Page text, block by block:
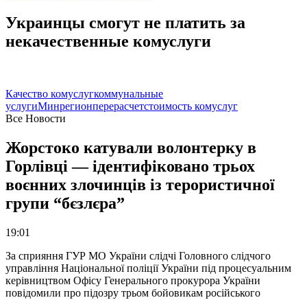
Украинцы смогут не платить за
некачественные комуслуги
Качество комуслугкоммунальные
услугиМинрегионперерасчетстоимость комуслуг
Все Новости
Жорстоко катували волонтерку в
Горлівці — ідентифіковано трьох
воєнних злочинців із терористичної
групи “бєзлєра”
19:01
За сприяння ГУР МО України слідчі Головного слідчого
управління Національної поліції України під процесуальним
керівництвом Офісу Генерального прокурора України
повідомили про підозру трьом бойовикам російського